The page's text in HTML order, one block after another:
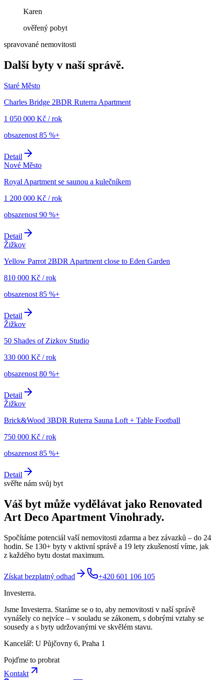
Karen
ověřený pobyt
spravované nemovitosti
Další byty v naší správě.
Staré Město
Charles Bridge 2BDR Ruterra Apartment
1 050 000 Kč / rok
obsazenost 85 %+
Detail
Nové Město
Royal Apartment se saunou a kulečníkem
1 200 000 Kč / rok
obsazenost 90 %+
Detail
Žižkov
Yellow Parrot 2BDR Apartment close to Eden Garden
810 000 Kč / rok
obsazenost 85 %+
Detail
Žižkov
50 Shades of Zizkov Studio
330 000 Kč / rok
obsazenost 80 %+
Detail
Žižkov
Brick&Wood 3BDR Ruterra Sauna Loft + Table Football
750 000 Kč / rok
obsazenost 85 %+
Detail
svěřte nám svůj byt
Váš byt může vydělávat jako Renovated
Art Deco Apartment Vinohrady.
Spočítáme potenciál vaší nemovitosti zdarma a bez závazků – do 24
hodin. Se 130+ byty v aktivní správě a 19 lety zkušeností víme, jak
z každého bytu dostat maximum.
Získat bezplatný odhad
+420 601 106 105
Investerra.
Jsme Investerra. Staráme se o to, aby nemovitosti v naší správě
vynášely co nejvíce – v souladu se zákonem, s dobrými vztahy se
sousedy a s byty udržovanými ve skvělém stavu.
Kancelář: U Půjčovny 6, Praha 1
Pojďme to probrat
Kontakt